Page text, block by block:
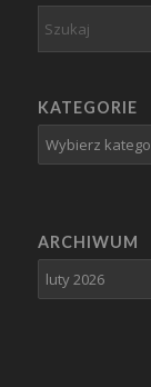
KATEGORIE
Kategorie
ARCHIWUM